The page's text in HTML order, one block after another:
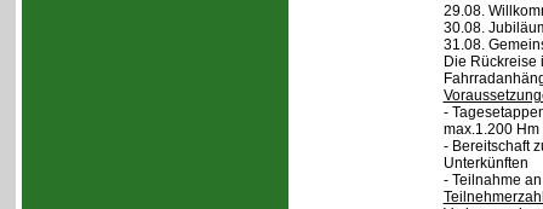
29.08.
30.08.
31.08.
Die Rückreise
-
max.1.200 Hm
- Bereitschaft
Unterkünften
- Teilnahme